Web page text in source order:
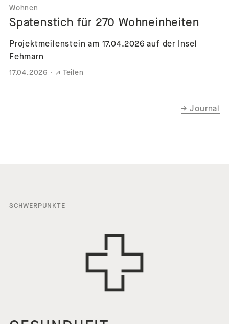
Wohnen
Spatenstich für 270 Wohneinheiten
Projektmeilenstein am 17.04.2026 auf der Insel
Fehmarn
17.04.2026 · Teilen
→Journal
SCHWERPUNKTE